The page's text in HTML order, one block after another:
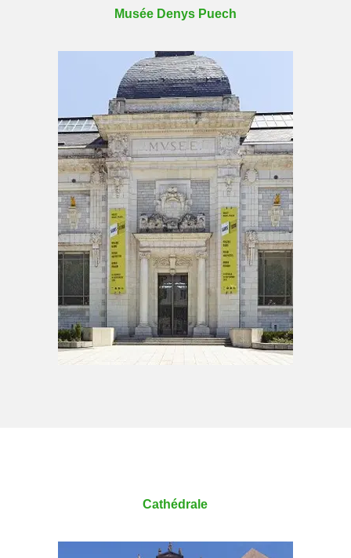
Musée Denys Puech
Cathédrale